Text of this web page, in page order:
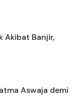
Akibat Banjir,
Aswaja demi